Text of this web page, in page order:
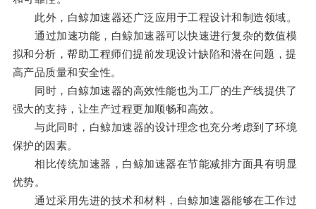
此外，白鲸加速器还广泛应用于工程设计和制造领域。
通过加速功能，白鲸加速器可以快速进行复杂的数值模
拟和分析，帮助工程师们提前发现设计缺陷和潜在问题，提
高产品质量和安全性。
同时，白鲸加速器的高效性能也为工厂的生产线提供了
强大的支持，让生产过程更加顺畅和高效。
与此同时，白鲸加速器的设计理念也充分考虑到了环境
保护的因素。
相比传统加速器，白鲸加速器在节能减排方面具有明显
优势。
通过采用先进的技术和材料，白鲸加速器能够在工作过